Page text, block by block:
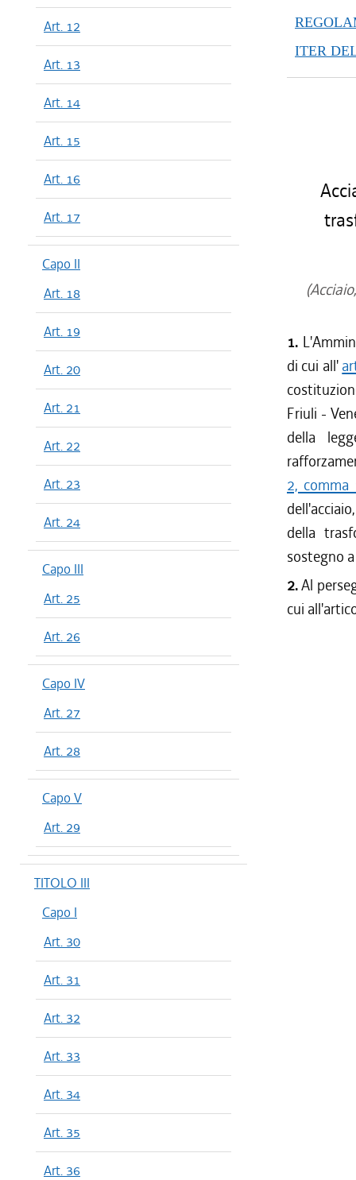
Art. 12
Art. 13
Art. 14
Art. 15
Art. 16
Art. 17
Capo II
Art. 18
Art. 19
Art. 20
Art. 21
Art. 22
Art. 23
Art. 24
Capo III
Art. 25
Art. 26
Capo IV
Art. 27
Art. 28
Capo V
Art. 29
TITOLO III
Capo I
Art. 30
Art. 31
Art. 32
Art. 33
Art. 34
Art. 35
Art. 36
ITER
1.
di cui all'
Friuli -
della
2, comma
della
sostegno
2.Al
cui